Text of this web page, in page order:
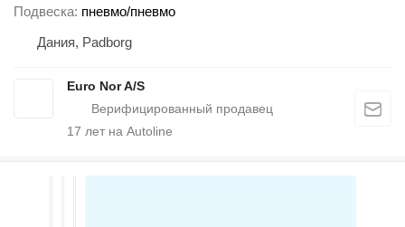
Подвеска пневмо/пневмо
Дания, Padborg
Euro Nor A/S
17 лет на Autoline